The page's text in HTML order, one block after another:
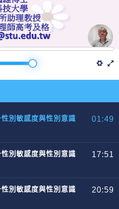
別敏感度與性別意識
01:49
別敏感度與性別意識
17:51
別敏感度與性別意識
20:59